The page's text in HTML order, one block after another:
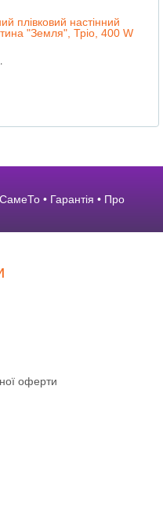
плівковий настінний
"Земля", Тріо, 400 W
СамеТо • Гарантія • Про
оферти